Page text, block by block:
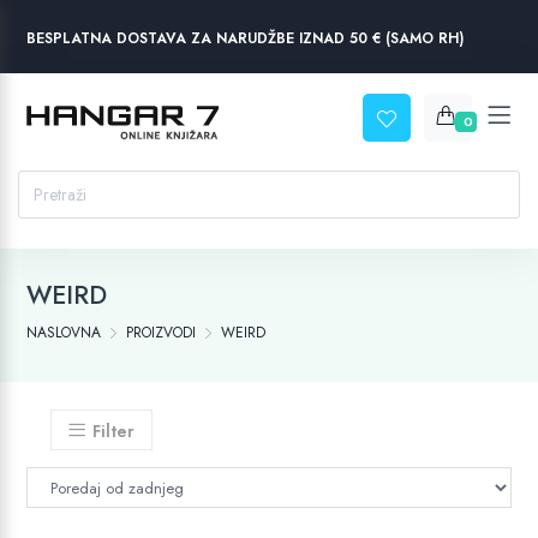
BESPLATNA DOSTAVA ZA NARUDŽBE IZNAD 50 € (SAMO RH)
0
WEIRD
NASLOVNA PROIZVODI WEIRD
Filter